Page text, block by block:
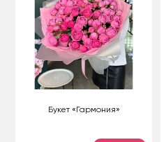
Букет «Гармония»